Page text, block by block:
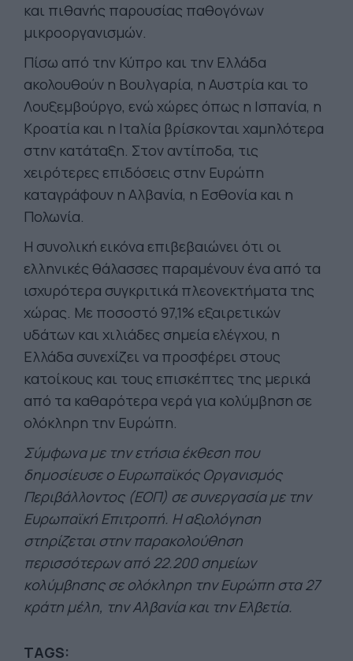
και πιθανής παρουσίας παθογόνων
μικροοργανισμών.
Πίσω από την Κύπρο και την Ελλάδα
ακολουθούν η Βουλγαρία, η Αυστρία και το
Λουξεμβούργο, ενώ χώρες όπως η Ισπανία, η
Κροατία και η Ιταλία βρίσκονται χαμηλότερα
στην κατάταξη. Στον αντίποδα, τις
χειρότερες επιδόσεις στην Ευρώπη
καταγράφουν η Αλβανία, η Εσθονία και η
Πολωνία.
Η συνολική εικόνα επιβεβαιώνει ότι οι
ελληνικές θάλασσες παραμένουν ένα από τα
ισχυρότερα συγκριτικά πλεονεκτήματα της
χώρας. Με ποσοστό 97,1% εξαιρετικών
υδάτων και χιλιάδες σημεία ελέγχου, η
Ελλάδα συνεχίζει να προσφέρει στους
κατοίκους και τους επισκέπτες της μερικά
από τα καθαρότερα νερά για κολύμβηση σε
ολόκληρη την Ευρώπη.
Σύμφωνα με την ετήσια έκθεση που
δημοσίευσε ο Ευρωπαϊκός Οργανισμός
Περιβάλλοντος (ΕΟΠ) σε συνεργασία με την
Ευρωπαϊκή Επιτροπή. Η αξιολόγηση
στηρίζεται στην παρακολούθηση
περισσότερων από 22.200 σημείων
κολύμβησης σε ολόκληρη την Ευρώπη στα 27
κράτη μέλη, την Αλβανία και την Ελβετία.
TAGS: